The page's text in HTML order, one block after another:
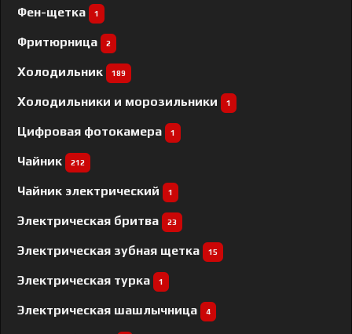
Фен-щетка 1
Фритюрница 2
Холодильник 189
Холодильники и морозильники 1
Цифровая фотокамера 1
Чайник 212
Чайник электрический 1
Электрическая бритва 23
Электрическая зубная щетка 15
Электрическая турка 1
Электрическая шашлычница 4